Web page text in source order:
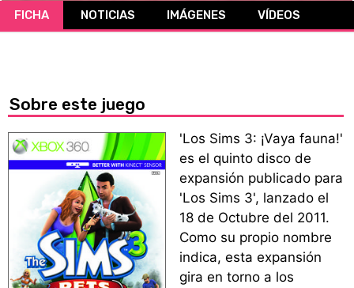
CÓMICS
FICHA NOTICIAS IMÁGENES VÍDEOS
Sobre este juego
'Los Sims 3: ¡Vaya fauna!'
es el quinto disco de
expansión publicado para
'Los Sims 3', lanzado el
18 de Octubre del 2011.
Como su propio nombre
indica, esta expansión
gira en torno a los